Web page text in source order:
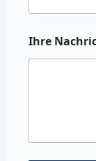
Ihre